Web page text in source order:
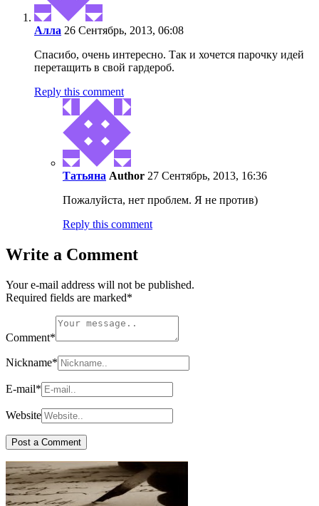
Алла 26 Сентябрь, 2013, 06:08
Спасибо, очень интересно. Так и хочется парочку идей
перетащить в свой гардероб.
Reply this comment
Татьяна Author 27 Сентябрь, 2013, 16:36
Пожалуйста, нет проблем. Я не против)
Reply this comment
Write a Comment
Your e-mail address will not be published.
Required fields are marked*
Comment*
Nickname*
E-mail*
Website